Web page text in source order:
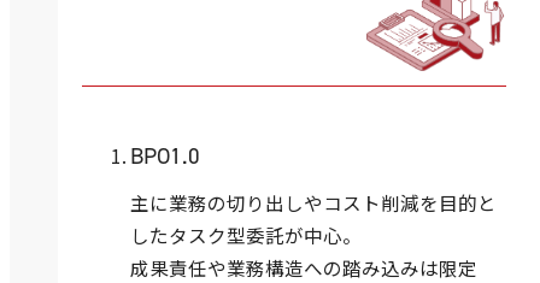
BPO1.0
主に業務の切り出しやコスト削減を目的と
したタスク型委託が中心。
成果責任や業務構造への踏み込みは限定